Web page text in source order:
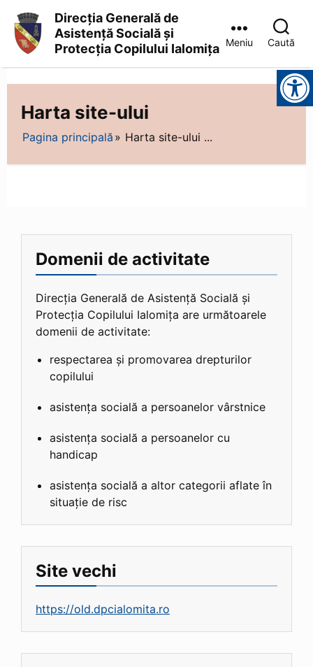
Asistență
Socială
și
Protecția
Direcția Generală de
Asistență Socială și
Protecția Copilului Ialomița
Meniu Caută
Instrumente pentru accesibilitate
Harta site-ului
Pagina principală Harta site-ului ...
Domenii de activitate
Direcția Generală de Asistență Socială și
Protecția Copilului Ialomița are următoarele
domenii de activitate:
respectarea și promovarea drepturilor
copilului
asistența socială a persoanelor vârstnice
asistența socială a persoanelor cu
handicap
asistența socială a altor categorii aflate în
situație de risc
Site vechi
https://old.dpcialomita.ro